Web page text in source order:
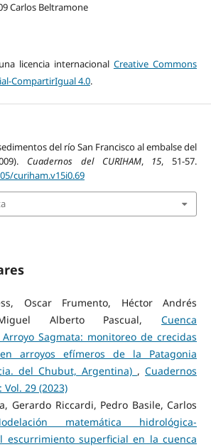
Carlos Beltramone
licencia internacional Creative Commons
CompartirIgual 4.0.
del río San Francisco al embalse del
Cuadernos del CURIHAM, 15, 51-57.
curiham.v15i0.69
Oscar Frumento, Héctor Andrés
Alberto Pascual,Cuenca
Sagmata: monitoreo de crecidas
arroyos efímeros de la Patagonia
del Chubut, Argentina) ,Cuadernos
Vol. 29 (2023)
Gerardo Riccardi, Pedro Basile, Carlos
matemática hidrológica-
escurrimiento superficial en la cuenca